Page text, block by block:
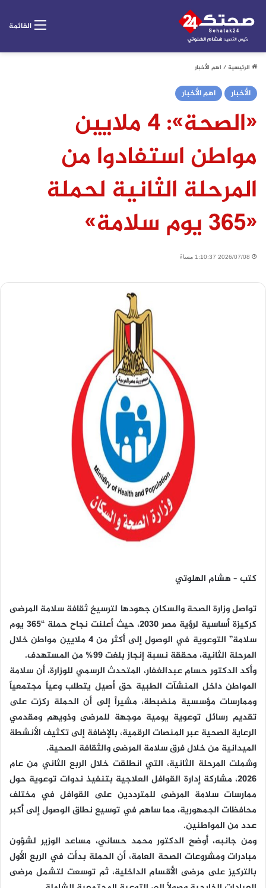
القائمة
الرئيسية/ اهم الأخبار
الأخبار اهم الأخبار
«الصحة»: 4 ملايين
مواطن استفادوا من
المرحلة الثانية لحملة
«365 يوم سلامة»
2026/07/08 1:10:37 مساءً
كتب – هشام الهلوتي
تواصل وزارة الصحة والسكان جهودها لترسيخ ثقافة سلامة المرضى
كركيزة أساسية لرؤية مصر 2030، حيث أعلنت نجاح حملة “365 يوم
سلامة” التوعوية في الوصول إلى أكثر من 4 ملايين مواطن خلال
المرحلة الثانية، محققة نسبة إنجاز بلغت 99% من المستهدف.
وأكد الدكتور حسام عبدالغفار، المتحدث الرسمي للوزارة، أن سلامة
المواطن داخل المنشآت الطبية حق أصيل يتطلب وعياً مجتمعياً
وممارسات مؤسسية منضبطة، مشيراً إلى أن الحملة ركزت على
تقديم رسائل توعوية يومية موجهة للمرضى وذويهم ومقدمي
الرعاية الصحية عبر المنصات الرقمية، بالإضافة إلى تكثيف الأنشطة
الميدانية من خلال فرق سلامة المرضى والثقافة الصحية.
وشملت المرحلة الثانية، التي انطلقت خلال الربع الثاني من عام
2026، مشاركة إدارة القوافل العلاجية بتنفيذ ندوات توعوية حول
ممارسات سلامة المرضى للمترددين على القوافل في مختلف
محافظات الجمهورية، مما ساهم في توسيع نطاق الوصول إلى أكبر
عدد من المواطنين.
ومن جانبه، أوضح الدكتور محمد حساني، مساعد الوزير لشؤون
مبادرات ومشروعات الصحة العامة، أن الحملة بدأت في الربع الأول
بالتركيز على مرضى الأقسام الداخلية، ثم توسعت لتشمل مرضى